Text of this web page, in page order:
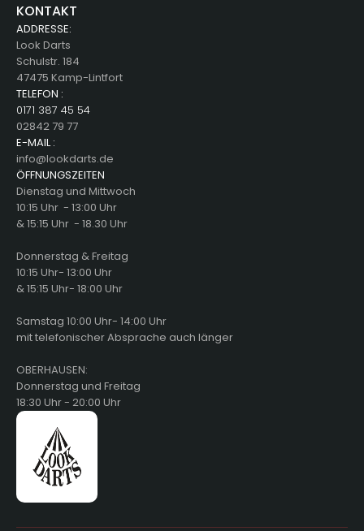
KONTAKT
ADDRESSE:
Look Darts
Schulstr. 184
47475 Kamp-Lintfort
TELEFON :
0171 387 45 54
02842 79 77
E-MAIL :
info@lookdarts.de
ÖFFNUNGSZEITEN
Dienstag und Mittwoch
10:15 Uhr - 13:00 Uhr
& 15:15 Uhr - 18.30 Uhr
Donnerstag & Freitag
10:15 Uhr- 13:00 Uhr
& 15:15 Uhr- 18:00 Uhr
Samstag 10:00 Uhr- 14:00 Uhr
mit telefonischer Absprache auch länger
OBERHAUSEN:
Donnerstag und Freitag
18:30 Uhr - 20:00 Uhr